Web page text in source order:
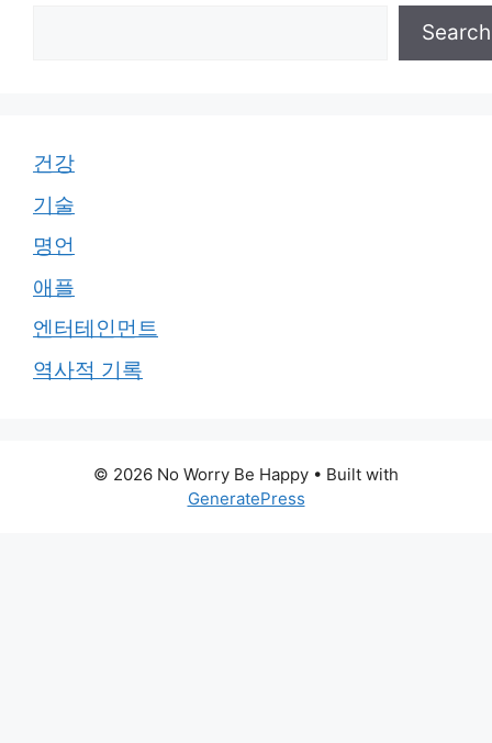
Search
건강
기술
명언
애플
엔터테인먼트
역사적 기록
© 2026 No Worry Be Happy • Built with
GeneratePress